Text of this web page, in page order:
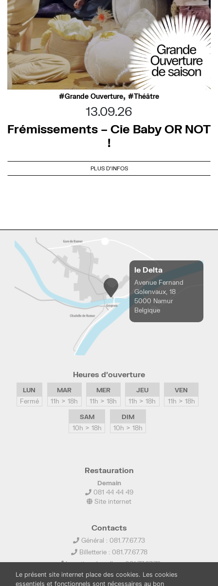
Grande Ouverture, Théâtre
13.09.26
Frémissements – Cie Baby OR NOT
!
PLUS D'INFOS
le Delta
Avenue Fernand
Golenvaux, 18
5000 Namur
Belgique
Heures d’ouverture
LUN
Fermé
MAR
11h > 18h
MER
11h > 18h
JEU
11h > 18h
VEN
11h > 18h
SAM
10h > 18h
DIM
10h > 18h
Restauration
Demain
081 44 44 49
Site internet
Contacts
Général : 081.77.67.73
Billetterie : 081.77.67.78
Location de salles : 081.77.67.79
info@ledelta.be
Le présent site internet place des cookies. Les cookies
essentiels et fonctionnels sont nécessaires au bon